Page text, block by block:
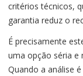
critérios técnicos,
garantia reduz o
É precisamente
uma opção séria e
Quando a análise